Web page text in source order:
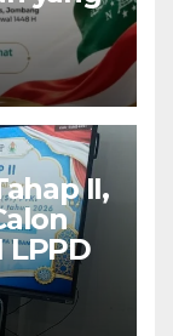
II,
LPPD